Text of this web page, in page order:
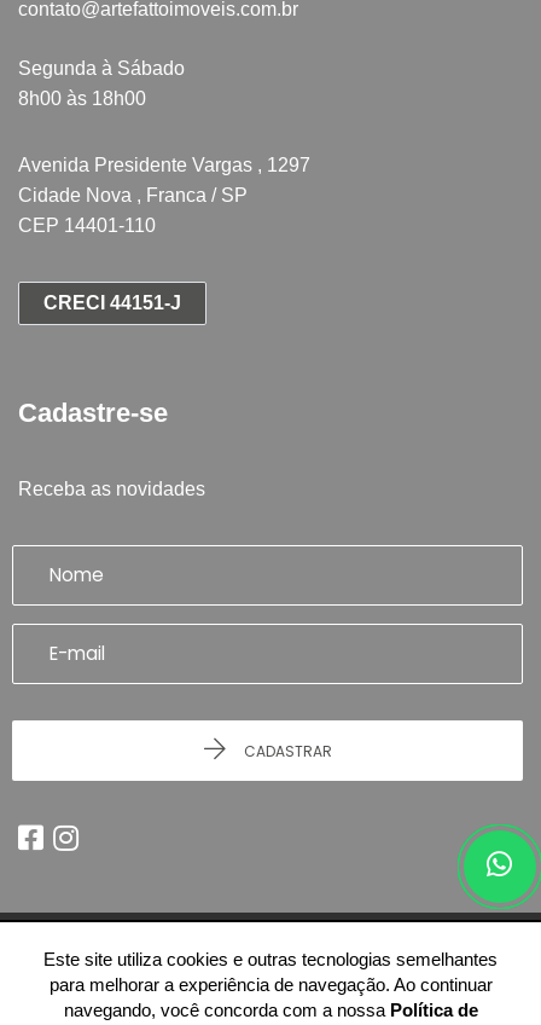
contato@artefattoimoveis.com.br
Segunda à Sábado
8h00 às 18h00
Avenida Presidente Vargas , 1297
Cidade Nova , Franca / SP
CEP 14401-110
CRECI 44151-J
Cadastre-se
Receba as novidades
CADASTRAR
© 2026 - Imobiliária Artefatto Imóveis - Franca/SP -51.614.978/0001-84
-Todos os Direitos Reservados.
Este site utiliza cookies e outras tecnologias semelhantes
para melhorar a experiência de navegação. Ao continuar
navegando, você concorda com a nossa Política de